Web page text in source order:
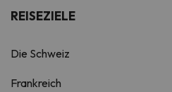
REISEZIELE
Die Schweiz
Frankreich